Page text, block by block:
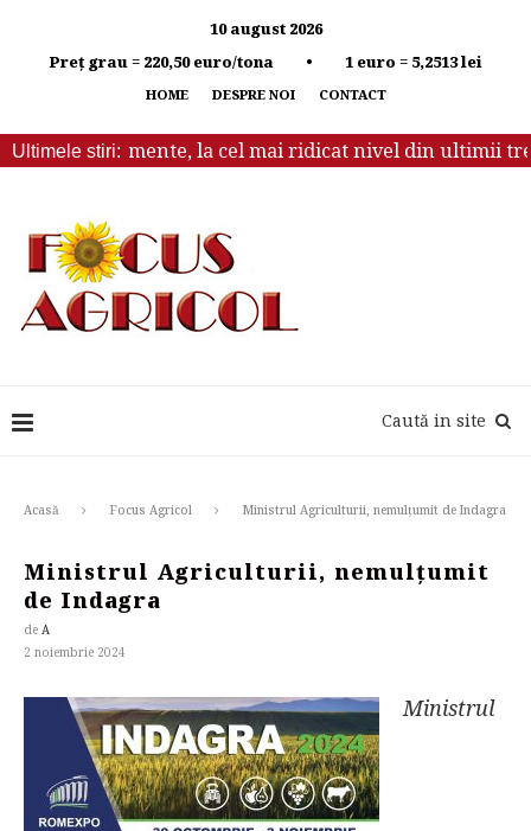
10 august 2026
Preț grau = 220,50 euro/tona • 1 euro = 5,2513 lei
HOME DESPRE NOI CONTACT
Ultimele stiri:
la alimente, la cel mai ridicat nivel din ultimii trei
Caută in site
Acasă Focus Agricol Ministrul Agriculturii, nemulțumit de Indagra
Ministrul Agriculturii, nemulțumit
de Indagra
de A
2 noiembrie 2024
Ministrul